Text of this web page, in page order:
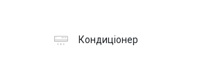
Кондиціонер